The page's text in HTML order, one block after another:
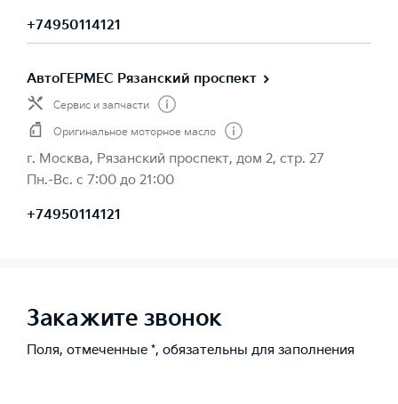
+74950114121
АвтоГЕРМЕС Рязанский проспект
Сервис и запчасти
Оригинальное моторное масло
г. Москва, Рязанский проспект, дом 2, стр. 27
Пн.-Вс. с 7:00 до 21:00
+74950114121
Закажите звонок
Поля, отмеченные *, обязательны для заполнения